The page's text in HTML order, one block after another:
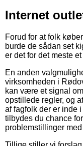
Internet
Forud for at folk
burde de sådan set
er det for det meste
En anden
virksomheden i
kan være et signal
opstillede regler, og
af fagfolk der er inde
tilbydes du chance
problemstillinger